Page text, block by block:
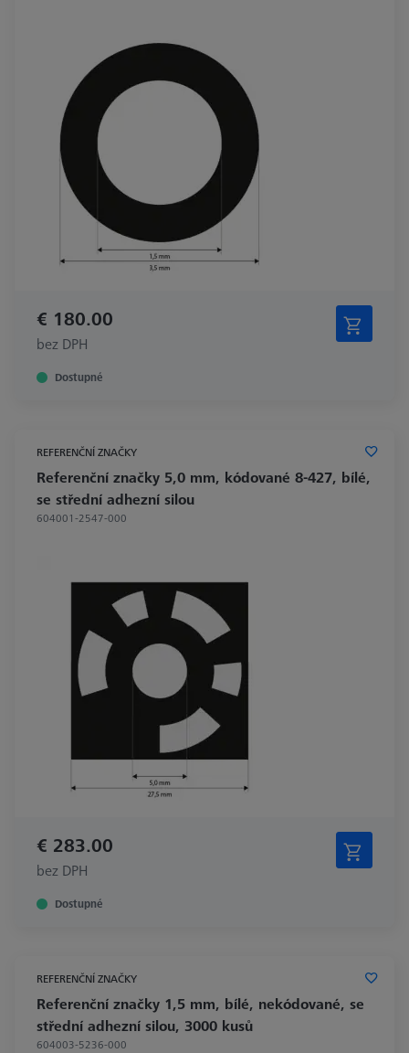
€ 180.00
bez DPH
Dostupné
REFERENČNÍ ZNAČKY
Referenční značky 5,0 mm, kódované 8-427, bílé,
se střední adhezní silou
604001-2547-000
€ 283.00
bez DPH
Dostupné
REFERENČNÍ ZNAČKY
Referenční značky 1,5 mm, bílé, nekódované, se
střední adhezní silou, 3000 kusů
604003-5236-000